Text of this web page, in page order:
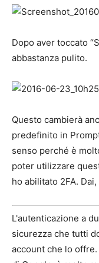
Dopo aver toccato
abbastanza pulito.
Questo cambierà
predefinito in
senso perché è
poter utilizzare
ho abilitato 2FA.
L'autenticazione a
sicurezza che tutti
account che lo